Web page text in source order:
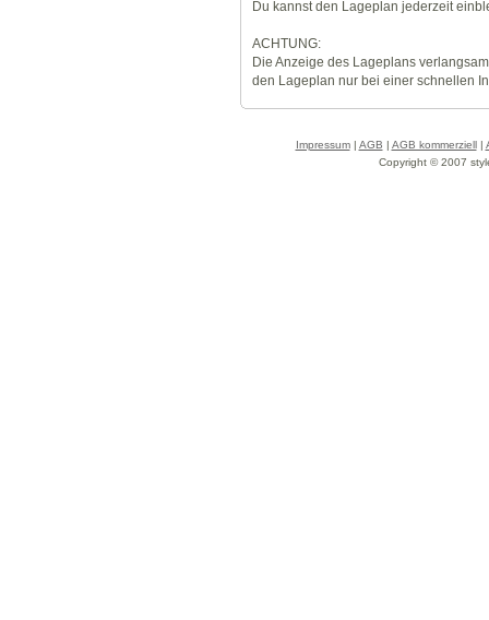
Du kannst den Lageplan jederzeit
ACHTUNG:
Die Anzeige des Lageplans
den Lageplan nur bei einer schnellen
Impressum| AGB | AGB kommerziell|
Copyright © 2007